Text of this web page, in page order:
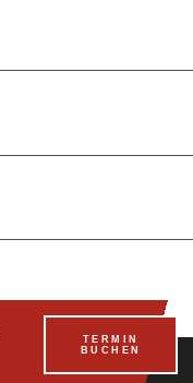
TERMIN
BUCHEN